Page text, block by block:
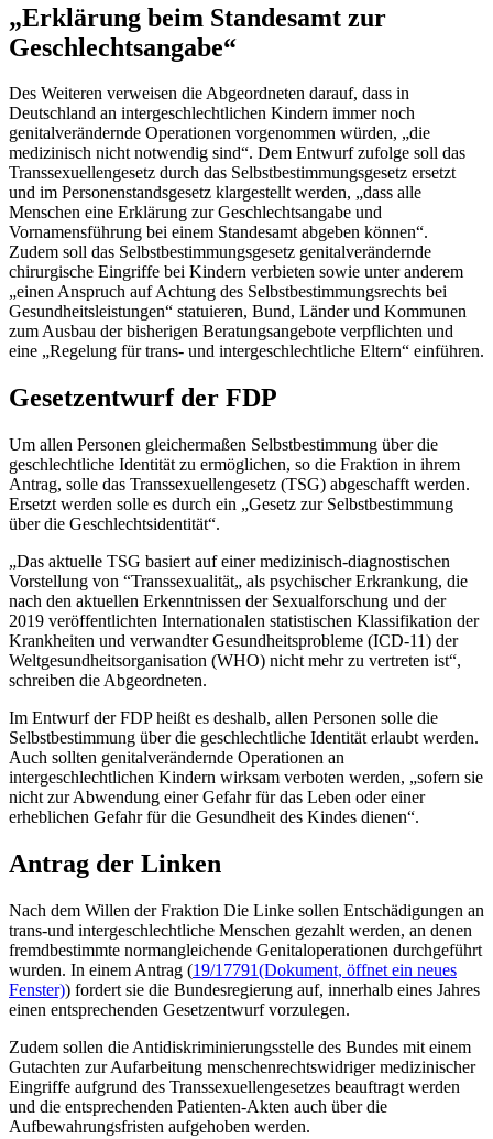
„Erklärung beim Standesamt zur
Geschlechtsangabe“
Des Weiteren verweisen die Abgeordneten darauf, dass in
Deutschland an intergeschlechtlichen Kindern immer noch
genitalverändernde Operationen vorgenommen würden, „die
medizinisch nicht notwendig sind“. Dem Entwurf zufolge soll das
Transsexuellengesetz durch das Selbstbestimmungsgesetz ersetzt
und im Personenstandsgesetz klargestellt werden, „dass alle
Menschen eine Erklärung zur Geschlechtsangabe und
Vornamensführung bei einem Standesamt abgeben können“.
Zudem soll das Selbstbestimmungsgesetz genitalverändernde
chirurgische Eingriffe bei Kindern verbieten sowie unter anderem
„einen Anspruch auf Achtung des Selbstbestimmungsrechts bei
Gesundheitsleistungen“ statuieren, Bund, Länder und Kommunen
zum Ausbau der bisherigen Beratungsangebote verpflichten und
eine „Regelung für trans- und intergeschlechtliche Eltern“ einführen.
Gesetzentwurf der FDP
Um allen Personen gleichermaßen Selbstbestimmung über die
geschlechtliche Identität zu ermöglichen, so die Fraktion in ihrem
Antrag, solle das Transsexuellengesetz (TSG) abgeschafft werden.
Ersetzt werden solle es durch ein „Gesetz zur Selbstbestimmung
über die Geschlechtsidentität“.
„Das aktuelle TSG basiert auf einer medizinisch-diagnostischen
Vorstellung von “Transsexualität„ als psychischer Erkrankung, die
nach den aktuellen Erkenntnissen der Sexualforschung und der
2019 veröffentlichten Internationalen statistischen Klassifikation der
Krankheiten und verwandter Gesundheitsprobleme (ICD-11) der
Weltgesundheitsorganisation (WHO) nicht mehr zu vertreten ist“,
schreiben die Abgeordneten.
Im Entwurf der FDP heißt es deshalb, allen Personen solle die
Selbstbestimmung über die geschlechtliche Identität erlaubt werden.
Auch sollten genitalverändernde Operationen an
intergeschlechtlichen Kindern wirksam verboten werden, „sofern sie
nicht zur Abwendung einer Gefahr für das Leben oder einer
erheblichen Gefahr für die Gesundheit des Kindes dienen“.
Antrag der Linken
Nach dem Willen der Fraktion Die Linke sollen Entschädigungen an
trans-und intergeschlechtliche Menschen gezahlt werden, an denen
fremdbestimmte normangleichende Genitaloperationen durchgeführt
wurden. In einem Antrag (19/17791(Dokument, öffnet ein neues
Fenster)) fordert sie die Bundesregierung auf, innerhalb eines Jahres
einen entsprechenden Gesetzentwurf vorzulegen.
Zudem sollen die Antidiskriminierungsstelle des Bundes mit einem
Gutachten zur Aufarbeitung menschenrechtswidriger medizinischer
Eingriffe aufgrund des Transsexuellengesetzes beauftragt werden
und die entsprechenden Patienten-Akten auch über die
Aufbewahrungsfristen aufgehoben werden.